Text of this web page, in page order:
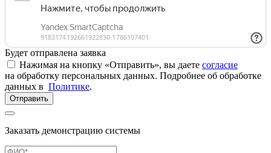
Будет отправлена заявка
Нажимая на кнопку «Отправить», вы даете согласие
на обработку персональных данных. Подробнее об обработке
данных в Политике.
Отправить
Заказать демонстрацию системы